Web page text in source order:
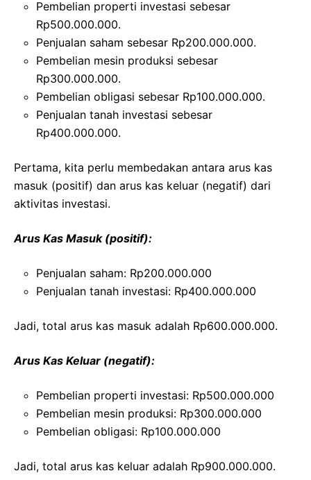
Pembelian properti investasi sebesar
Rp500.000.000.
Penjualan saham sebesar Rp200.000.000.
Pembelian mesin produksi sebesar
Rp300.000.000.
Pembelian obligasi sebesar Rp100.000.000.
Penjualan tanah investasi sebesar
Rp400.000.000.
Pertama, kita perlu membedakan antara arus kas
masuk (positif) dan arus kas keluar (negatif) dari
aktivitas investasi.
Arus Kas Masuk (positif):
Penjualan saham: Rp200.000.000
Penjualan tanah investasi: Rp400.000.000
Jadi, total arus kas masuk adalah Rp600.000.000.
Arus Kas Keluar (negatif):
Pembelian properti investasi: Rp500.000.000
Pembelian mesin produksi: Rp300.000.000
Pembelian obligasi: Rp100.000.000
Jadi, total arus kas keluar adalah Rp900.000.000.